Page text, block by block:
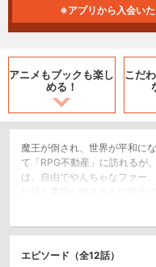
※アプリから入会い
アニメもブックも楽し
める！
こだ
魔王が倒され、世界が平和に
て「RPG不動産」に訪れるが
は、自由でやんちゃなファー
た目と裏腹な強さをもつ戦士
て、家探しに訪れる一風変わ
「RPG不動産」にお任せくだ
場所だって、きっとあなたが
す。異世界おしごとファンタ
エピソード（全12話）